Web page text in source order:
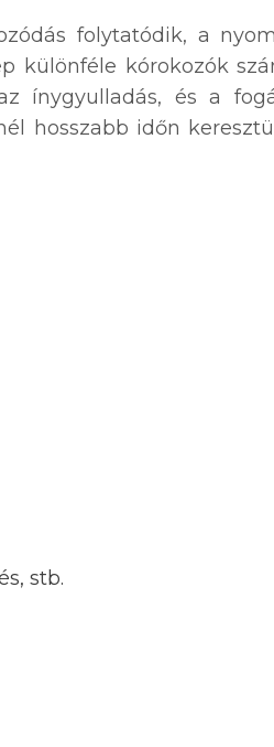
folytatódik, a
különféle kórokozók
ínygyulladás, és a
hosszabb időn
stb.